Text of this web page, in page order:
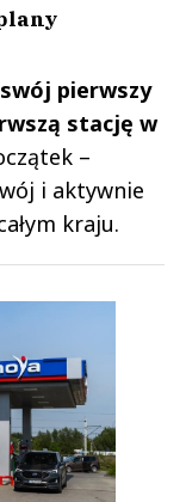
pierwszy
stację w
–
i aktywnie
kraju.